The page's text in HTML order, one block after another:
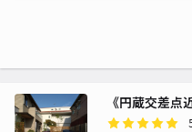
《円蔵交差点